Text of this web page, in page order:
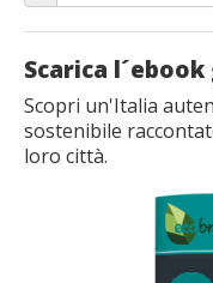
Scarica
Scopri un'Italia
sostenibile
loro città.